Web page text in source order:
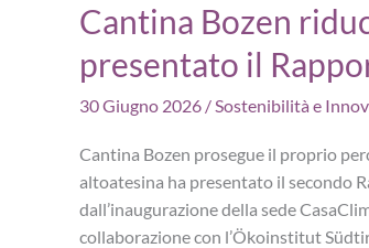
e
produzioni
biodinamiche
certificate
Monti
Sicani
Cantina Bozen
presentato il
30 Giugno 2026 /Sostenibilità e
Cantina Bozen prosegue il proprio
altoatesina ha presentato il secondo
dall’inaugurazione della sede
collaborazione con l’Ökoinstitut